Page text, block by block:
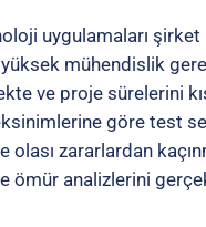
uygulamaları
mühendislik
ve proje sürelerini
göre test
zararlardan
ömür analizlerini